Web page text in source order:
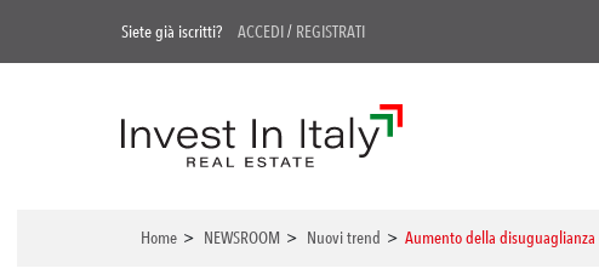
Siete già iscritti? ACCEDI/ REGISTRATI
Home > NEWSROOM > Nuovi trend > Aumento della